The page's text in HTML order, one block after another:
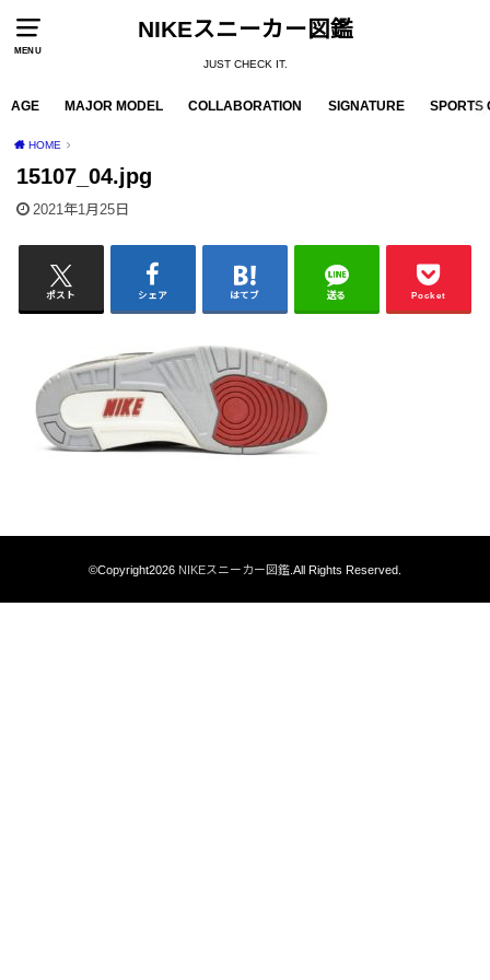
MENU
NIKEスニーカー図鑑
JUST CHECK IT.
AGE MAJOR MODEL COLLABORATION SIGNATURE SPORTS
HOME
15107_04.jpg
2021年1月25日
ポスト シェア はてブ 送る Pocket
©Copyright2026 NIKEスニーカー図鑑.All Rights Reserved.